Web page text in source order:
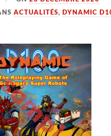
ACTUALITÉS,DYNAMIC